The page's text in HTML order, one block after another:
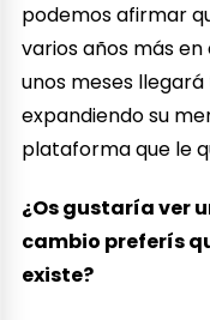
podemos afirmar
varios años más
unos meses
expandiendo su
plataforma que le
¿Os gustaría ver
cambio preferís
existe?